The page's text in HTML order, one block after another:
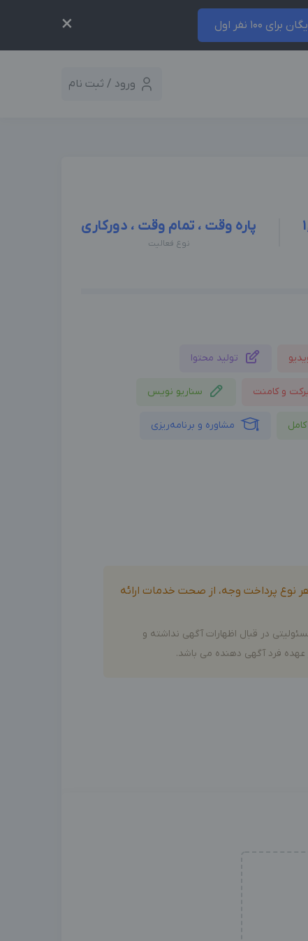
برای 100 نفر اول ×
ورود / ثبت نام
پاره وقت ، تمام وقت ، دورکاری
نوع فعالیت
تولید محتوا
و کامنت سناریو نویس
مشاوره و برنامه‌ریزی
نوع پرداخت وجه، از صحت خدمات ارائه
در قبال اظهارات آگهی نداشته و
فرد آگهی دهنده می باشد.